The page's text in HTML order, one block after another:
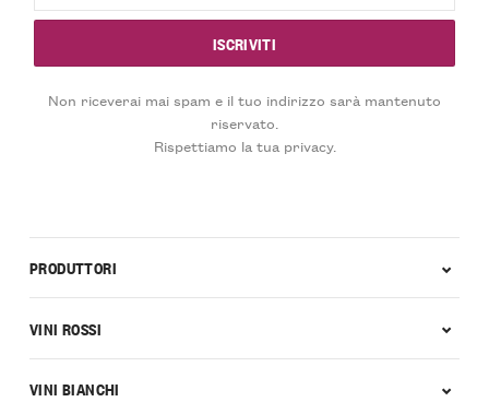
Non riceverai mai spam e il tuo indirizzo sarà mantenuto
riservato.
Rispettiamo la tua privacy.
PRODUTTORI
VINI ROSSI
VINI BIANCHI